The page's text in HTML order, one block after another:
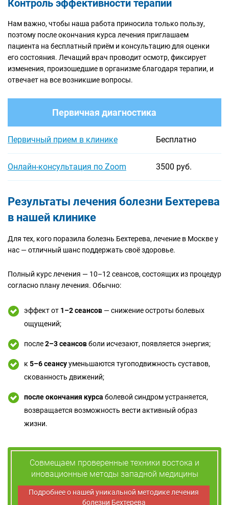
Контроль эффективности терапии
Нам важно, чтобы наша работа приносила только пользу,
поэтому после окончания курса лечения приглашаем
пациента на бесплатный приём и консультацию для оценки
его состояния. Лечащий врач проводит осмотр, фиксирует
изменения, произошедшие в организме благодаря терапии, и
отвечает на все возникшие вопросы.
Первичная диагностика
Первичный прием в клинике Бесплатно
Онлайн-консультация по Zoom 3500 руб.
Результаты лечения болезни Бехтерева
в нашей клинике
Для тех, кого поразила болезнь Бехтерева, лечение в Москве у
нас — отличный шанс поддержать своё здоровье.
Полный курс лечения — 10–12 сеансов, состоящих из процедур
согласно плану лечения. Обычно:
эффект от 1–2 сеансов — снижение остроты болевых
ощущений;
после2–3 сеансовболи исчезают, появляется энергия;
к5–6 сеансууменьшаются тугоподвижность суставов,
скованность движений;
после окончания курса болевой синдром устраняется,
возвращается возможность вести активный образ
жизни.
Совмещаем проверенные техники востока и
иновационные методы западной медицины
Подробнее о нашей уникальной методике лечения
болезни Бехтерева